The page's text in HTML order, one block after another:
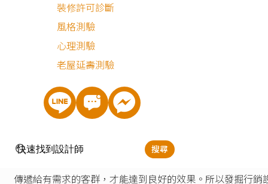
裝修許可診斷
風格測驗
心理測驗
老屋延壽測驗
搜尋
發想時有參照對象，在最終確定設計前亦能做檢查，靈活的
方案調整，規避被指控抄襲的風險。
了解目標客群
目標客群。每種商品、服務都有
屬他們的客群，因此廣告行銷時就是要精準打擊，將產品資
傳遞給有需求的客群，才能達到良好的效果。所以發掘行銷